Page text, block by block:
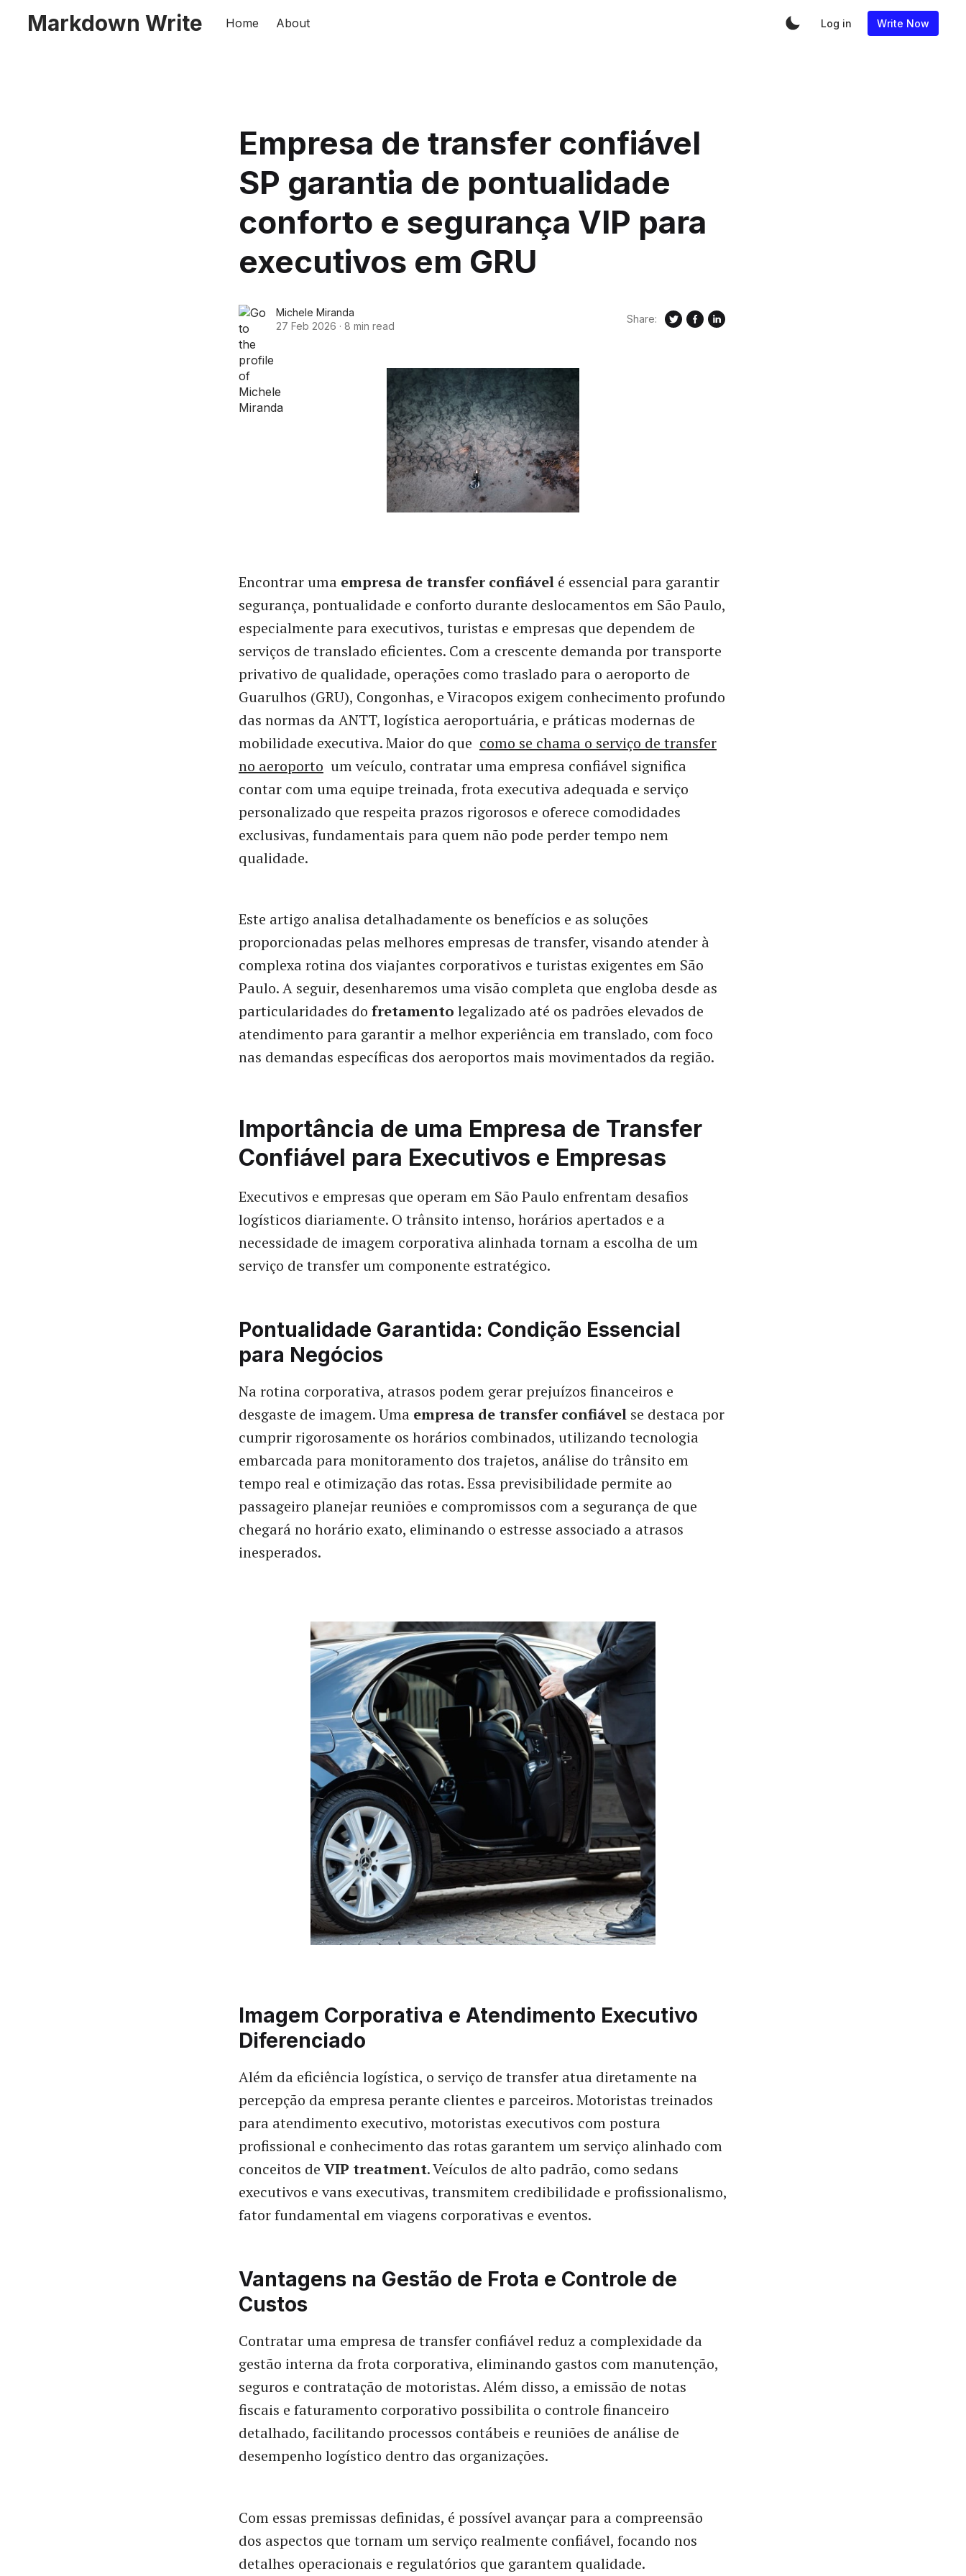
Markdown Write Home About Log in Write Now
Empresa de transfer confiável
SP garantia de pontualidade
conforto e segurança VIP para
executivos em GRU
Michele Miranda
27 Feb 2026 · 8 min read
Share:
Encontrar uma empresa de transfer confiável é essencial para garantir
segurança, pontualidade e conforto durante deslocamentos em São Paulo,
especialmente para executivos, turistas e empresas que dependem de
serviços de translado eficientes. Com a crescente demanda por transporte
privativo de qualidade, operações como traslado para o aeroporto de
Guarulhos (GRU), Congonhas, e Viracopos exigem conhecimento profundo
das normas da ANTT, logística aeroportuária, e práticas modernas de
mobilidade executiva. Maior do que como se chama o serviço de transfer
no aeroporto um veículo, contratar uma empresa confiável significa
contar com uma equipe treinada, frota executiva adequada e serviço
personalizado que respeita prazos rigorosos e oferece comodidades
exclusivas, fundamentais para quem não pode perder tempo nem
qualidade.
Este artigo analisa detalhadamente os benefícios e as soluções
proporcionadas pelas melhores empresas de transfer, visando atender à
complexa rotina dos viajantes corporativos e turistas exigentes em São
Paulo. A seguir, desenharemos uma visão completa que engloba desde as
particularidades do fretamento legalizado até os padrões elevados de
atendimento para garantir a melhor experiência em translado, com foco
nas demandas específicas dos aeroportos mais movimentados da região.
Importância de uma Empresa de Transfer
Confiável para Executivos e Empresas
Executivos e empresas que operam em São Paulo enfrentam desafios
logísticos diariamente. O trânsito intenso, horários apertados e a
necessidade de imagem corporativa alinhada tornam a escolha de um
serviço de transfer um componente estratégico.
Pontualidade Garantida: Condição Essencial
para Negócios
Na rotina corporativa, atrasos podem gerar prejuízos financeiros e
desgaste de imagem. Uma empresa de transfer confiável se destaca por
cumprir rigorosamente os horários combinados, utilizando tecnologia
embarcada para monitoramento dos trajetos, análise do trânsito em
tempo real e otimização das rotas. Essa previsibilidade permite ao
passageiro planejar reuniões e compromissos com a segurança de que
chegará no horário exato, eliminando o estresse associado a atrasos
inesperados.
Imagem Corporativa e Atendimento Executivo
Diferenciado
Além da eficiência logística, o serviço de transfer atua diretamente na
percepção da empresa perante clientes e parceiros. Motoristas treinados
para atendimento executivo, motoristas executivos com postura
profissional e conhecimento das rotas garantem um serviço alinhado com
conceitos de VIP treatment. Veículos de alto padrão, como sedans
executivos e vans executivas, transmitem credibilidade e profissionalismo,
fator fundamental em viagens corporativas e eventos.
Vantagens na Gestão de Frota e Controle de
Custos
Contratar uma empresa de transfer confiável reduz a complexidade da
gestão interna da frota corporativa, eliminando gastos com manutenção,
seguros e contratação de motoristas. Além disso, a emissão de notas
fiscais e faturamento corporativo possibilita o controle financeiro
detalhado, facilitando processos contábeis e reuniões de análise de
desempenho logístico dentro das organizações.
Com essas premissas definidas, é possível avançar para a compreensão
dos aspectos que tornam um serviço realmente confiável, focando nos
detalhes operacionais e regulatórios que garantem qualidade.